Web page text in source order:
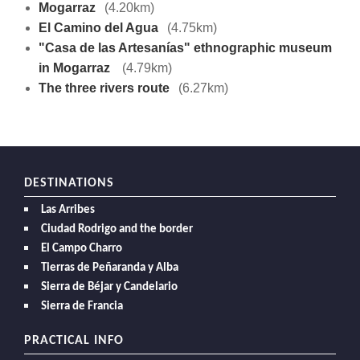
Mogarraz
(4.20km)
El Camino del Agua
(4.75km)
"Casa de las Artesanías" ethnographic museum
in Mogarraz
(4.79km)
The three rivers route
(6.27km)
DESTINATIONS
Las Arribes
Ciudad Rodrigo and the border
El Campo Charro
Tierras de Peñaranda y Alba
Sierra de Béjar y Candelario
Sierra de Francia
PRACTICAL INFO